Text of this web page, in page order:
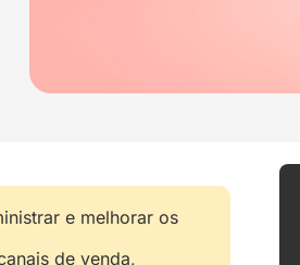
e melhorar os
de venda,